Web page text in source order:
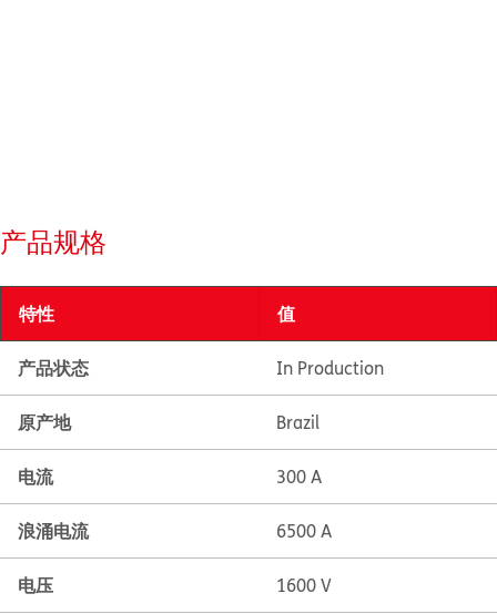
产品规格
特性 值
产品状态 In Production
原产地 Brazil
电流 300 A
浪涌电流 6500 A
电压 1600 V